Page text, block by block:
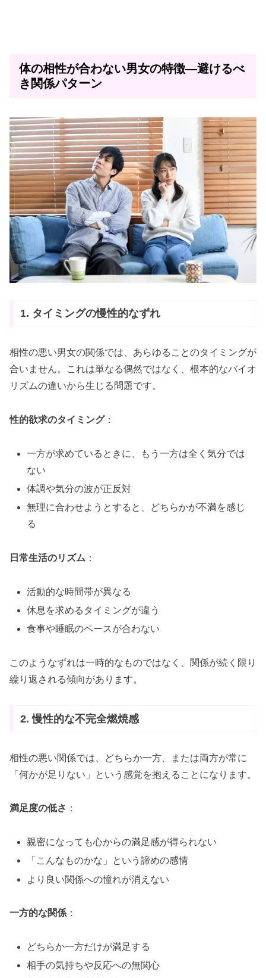
体の相性が合わない男女の特徴—避けるべ
き関係パターン
1. タイミングの慢性的なずれ
相性の悪い男女の関係では、あらゆることのタイミングが
合いません。これは単なる偶然ではなく、根本的なバイオ
リズムの違いから生じる問題です。
性的欲求のタイミング：
一方が求めているときに、もう一方は全く気分では
ない
体調や気分の波が正反対
無理に合わせようとすると、どちらかが不満を感じ
る
日常生活のリズム ：
活動的な時間帯が異なる
休息を求めるタイミングが違う
食事や睡眠のペースが合わない
このようなずれは一時的なものではなく、関係が続く限り
繰り返される傾向があります。
2. 慢性的な不完全燃焼感
相性の悪い関係では、どちらか一方、または両方が常に
「何かが足りない」という感覚を抱えることになります。
満足度の低さ ：
親密になっても心からの満足感が得られない
「こんなものかな」という諦めの感情
より良い関係への憧れが消えない
一方的な関係 ：
どちらか一方だけが満足する
相手の気持ちや反応への無関心